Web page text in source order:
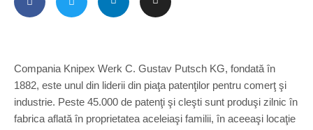
Compania Knipex Werk C. Gustav Putsch KG, fondată în
1882, este unul din liderii din piaţa patenţilor pentru comerţ şi
industrie. Peste 45.000 de patenţi şi cleşti sunt produşi zilnic în
fabrica aflată în proprietatea aceleiaşi familii, în aceeaşi locaţie